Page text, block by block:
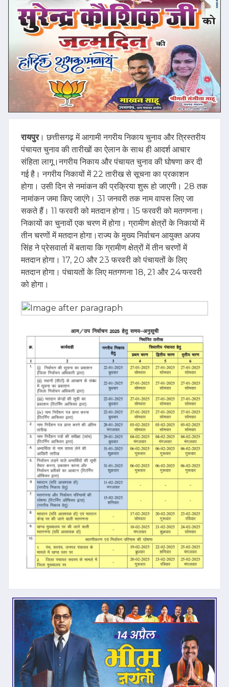
रायपुर। छत्तीसगढ़ में आगामी नगरीय निकाय चुनाव और त्रिस्तरीय
पंचायत चुनाव की तारीखों का ऐलान के साथ ही आदर्श आचार
संहिता लागू।नगरीय निकाय और पंचायत चुनाव की घोषणा कर दी
गई है। नगरीय निकायों में 22 तारीख से सूचना का प्रकाशन
होगा। उसी दिन से नमांकन की प्रक्रिया शुरू हो जाएगी। 28 तक
नामांकन जमा किए जाएंगे। 31 जनवरी तक नाम वापस लिए जा
सकते हैं। 11 फरवरी को मतदान होगा। 15 फरवरी को मतगणना।
निकायों का चुनावों एक चरण में होगा। ग्रामीण क्षेत्रों के निकायों में
तीन चरणों में मतदान होगा।राज्‍य के मुख्‍य निर्वाचन आयुक्‍त अजय
सिंह ने प्रेसवार्ता में बताया कि ग्रामीण क्षेत्रों में तीन चरणों में
मतदान होगा। 17, 20 और 23 फरवरी को पंचायतों के लिए
मतदान होगा। पंचायतों के लिए मतगणना 18, 21 और 24 फरवरी
को होगा।